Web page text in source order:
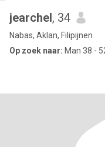
jearchel, 34
Nabas, Aklan, Filipijnen
Op zoek naar: Man 38 -